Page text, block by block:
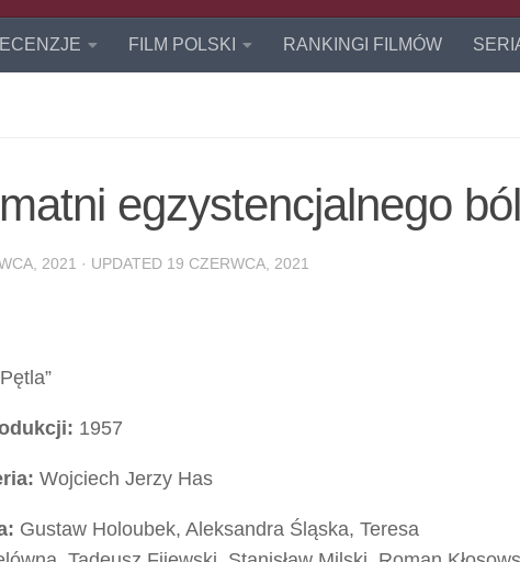
FILM POLSKI RANKINGI FILMÓW
egzystencjalnego
2021 · UPDATED 19 CZERWCA, 2021
1957
Wojciech Jerzy Has
Gustaw Holoubek, Aleksandra Śląska, Teresa